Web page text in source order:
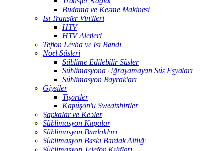
Budama ve Kesme Makinesi
Isı Transfer Vinilleri
HTV
HTV Aletleri
Teflon Levha ve Isı Bandı
Noel Süsleri
Süblime Edilebilir Süsler
Süblimasyona Uğrayamayan Süs Eşyaları
Süblimasyon Bayrakları
Giysiler
Tişörtler
Kapüşonlu Sweatshirtler
Şapkalar ve Kepler
Süblimasyon Kupalar
Süblimasyon Bardakları
Süblimasyon Baskı Bardak Altlığı
Süblimasyon Telefon Kılıfları